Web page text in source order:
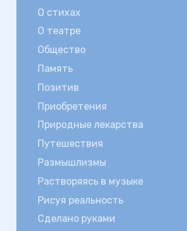
О стихах
О театре
Общество
Память
Позитив
Приобретения
Природные лекарства
Путешествия
Размышлизмы
Растворяясь в музыке
Рисуя реальность
Сделано руками